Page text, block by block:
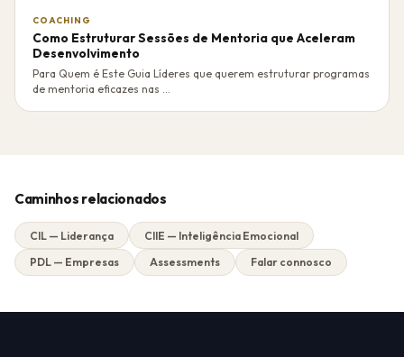
COACHING
Como Estruturar Sessões de Mentoria que Aceleram
Desenvolvimento
Para Quem é Este Guia Líderes que querem estruturar programas
de mentoria eficazes nas ...
Caminhos relacionados
CIL — Liderança
CIIE — Inteligência Emocional
PDL — Empresas
Assessments Falar connosco